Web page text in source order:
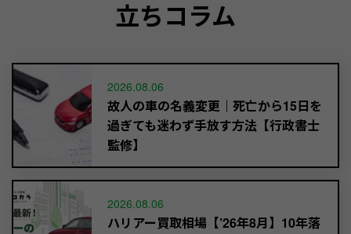
立ちコラム
2026.08.06
故人の車の名義変更｜死亡から15日を
過ぎても迷わず手放す方法【行政書士
監修】
2026.08.06
ハリアー買取相場【’26年8月】10年落